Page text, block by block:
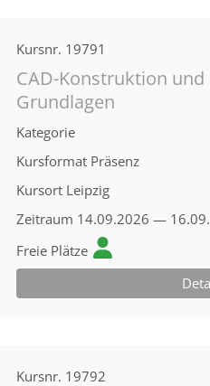
Kursnr. 19791
CAD-Konstruktion
Grundlagen
Kategorie
Kursformat Präsenz
Kursort Leipzig
Zeitraum 14.09.2026 —
Freie Plätze
Kursnr. 19792